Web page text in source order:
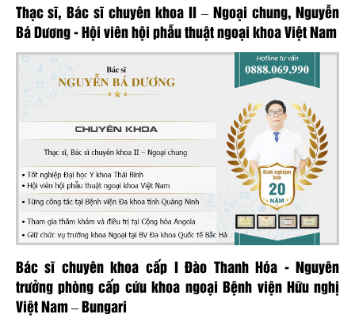
Thạc sĩ, Bác sĩ chuyên khoa II – Ngoại chung, Nguyễn
Bá Dương - Hội viên hội phẫu thuật ngoại khoa Việt Nam
Bác sĩ chuyên khoa cấp I Đào Thanh Hóa - Nguyên
trưởng phòng cấp cứu khoa ngoại Bệnh viện Hữu nghị
Việt Nam – Bungari